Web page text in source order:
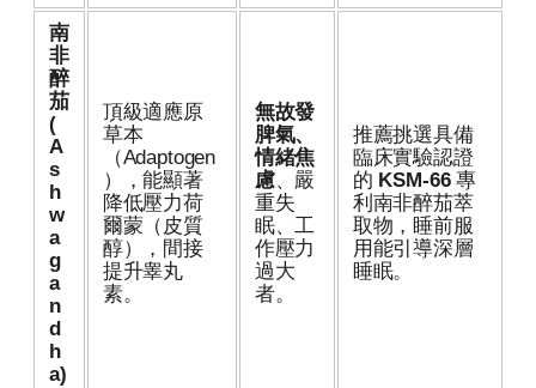
南
非
醉
茄
(
A
s
h
w
a
g
a
n
d
h
a)
頂級適應原
草本
（Adaptogen
），能顯著
降低壓力荷
爾蒙（皮質
醇），間接
提升睾丸
素。
無故發
脾氣、
情緒焦
慮、嚴
重失
眠、工
作壓力
過大
者。
推薦挑選具備
臨床實驗認證
的 KSM-66專
利南非醉茄萃
取物，睡前服
用能引導深層
睡眠。